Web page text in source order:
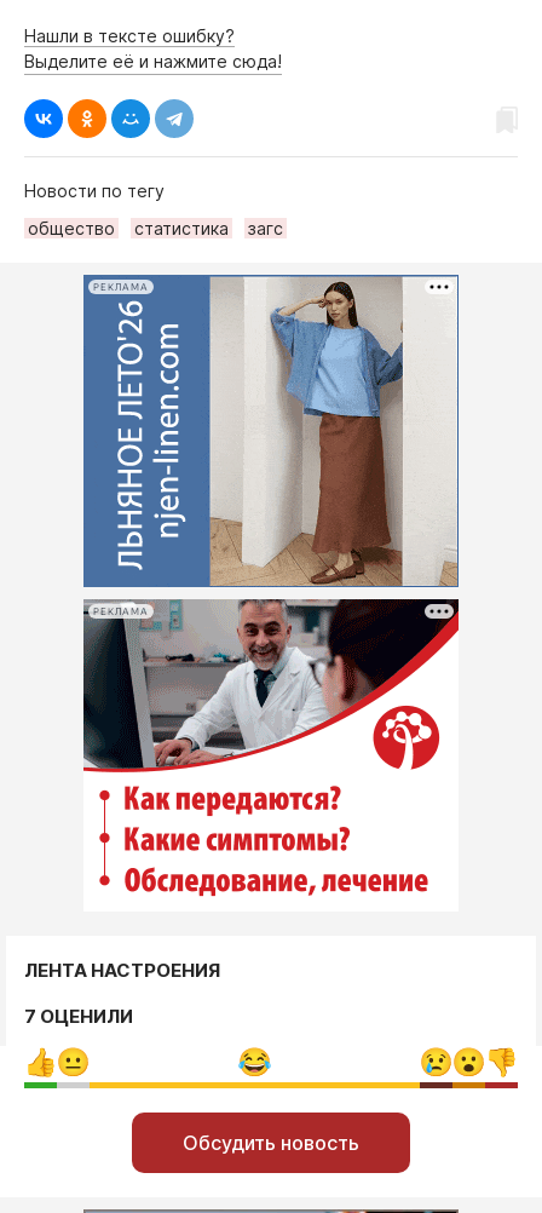
Нашли в тексте ошибку?
Выделите её и нажмите сюда!
Новости по тегу
общество
статистика загс
РЕКЛАМА
РЕКЛАМА
ЛЕНТА НАСТРОЕНИЯ
7 ОЦЕНИЛИ
Обсудить новость